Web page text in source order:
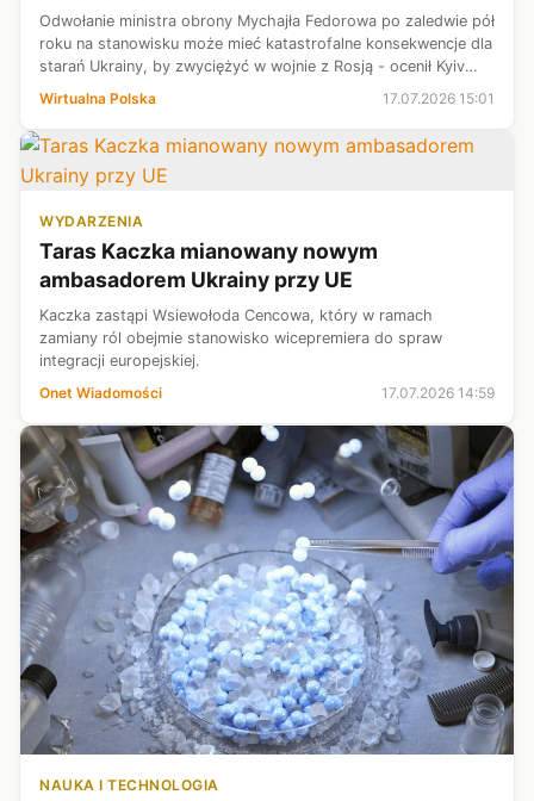
Odwołanie ministra obrony Mychajła Fedorowa po zaledwie pół
roku na stanowisku może mieć katastrofalne konsekwencje dla
starań Ukrainy, by zwyciężyć w wojnie z Rosją - ocenił Kyiv
Independent. Według portalu Wołodymyr Zełenski skierował tą
Wirtualna Polska 17.07.2026 15:01
WYDARZENIA
Taras Kaczka mianowany nowym
ambasadorem Ukrainy przy UE
Kaczka zastąpi Wsiewołoda Cencowa, który w ramach
zamiany ról obejmie stanowisko wicepremiera do spraw
integracji europejskiej.
Onet Wiadomości
17.07.2026 14:59
NAUKA I TECHNOLOGIA